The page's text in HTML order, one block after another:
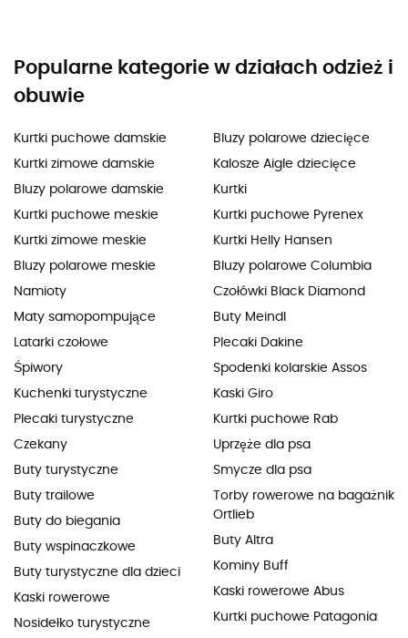
Popularne kategorie w działach odzież i
obuwie
Kurtki puchowe damskie
Kurtki zimowe damskie
Bluzy polarowe damskie
Kurtki puchowe meskie
Kurtki zimowe meskie
Bluzy polarowe meskie
Namioty
Maty samopompujące
Latarki czołowe
Śpiwory
Kuchenki turystyczne
Plecaki turystyczne
Czekany
Buty turystyczne
Buty trailowe
Buty do biegania
Buty wspinaczkowe
Buty turystyczne dla dzieci
Kaski rowerowe
Nosidełko turystyczne
Bluzy polarowe dziecięce
Kalosze Aigle dziecięce
Kurtki
Kurtki puchowe Pyrenex
Kurtki Helly Hansen
Bluzy polarowe Columbia
Czołówki Black Diamond
Buty Meindl
Plecaki Dakine
Spodenki kolarskie Assos
Kaski Giro
Kurtki puchowe Rab
Uprzęże dla psa
Smycze dla psa
Torby rowerowe na bagażnik
Ortlieb
Buty Altra
Kominy Buff
Kaski rowerowe Abus
Kurtki puchowe Patagonia